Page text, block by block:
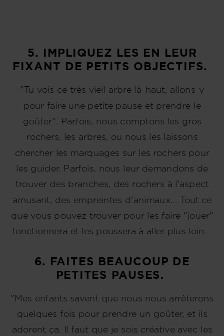
5. IMPLIQUEZ LES EN LEUR
FIXANT DE PETITS OBJECTIFS.
"Tu vois ce très vieil arbre là-haut, allons-y
pour faire une petite pause et prendre le
goûter". Parfois, nous comptons les gros
rochers, les arbres, ou nous les laissons
chercher les marquages sur les rochers pour
les guider. Parfois, nous leur demandons de
trouver des branches, des rochers à l'aspect
amusant, des empreintes d'animaux... Tout ce
que vous pouvez trouver pour les faire "jouer"
fonctionnera et les poussera à aller plus loin.
6. FAITES BEAUCOUP DE
PETITES PAUSES.
"Mes enfants savent que nous nous arrêterons
quelques fois pour prendre un goûter, et ils
adorent ça. Il faut que je sois créative avec les